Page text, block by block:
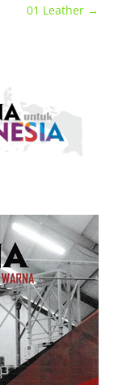
01 Leather →